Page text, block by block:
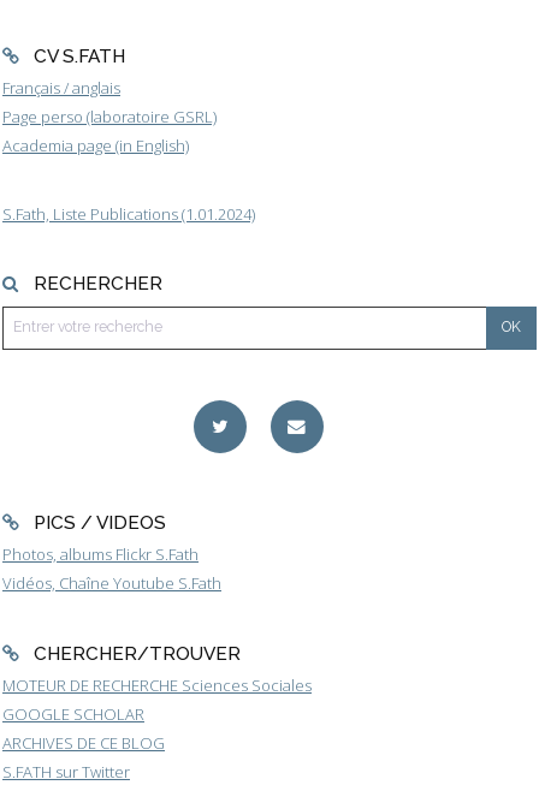
CV S.FATH
Français / anglais
Page perso (laboratoire GSRL)
Academia page (in English)
S.Fath, Liste Publications (1.01.2024)
RECHERCHER
PICS / VIDEOS
Photos, albums Flickr S.Fath
Vidéos, Chaîne Youtube S.Fath
CHERCHER/TROUVER
MOTEUR DE RECHERCHE Sciences Sociales
GOOGLE SCHOLAR
ARCHIVES DE CE BLOG
S.FATH sur Twitter